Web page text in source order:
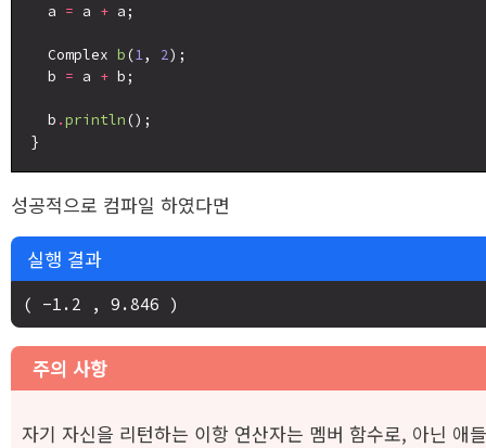
  a
= a + a;
  Complex
b (1, 2);
  b
= a + b;
  b
.println ();
성공적으로 컴파일 하였다면
실행 결과
주의 사항
자기 자신을 리턴하는 이항 연산자는 멤버 함수로, 아닌 애